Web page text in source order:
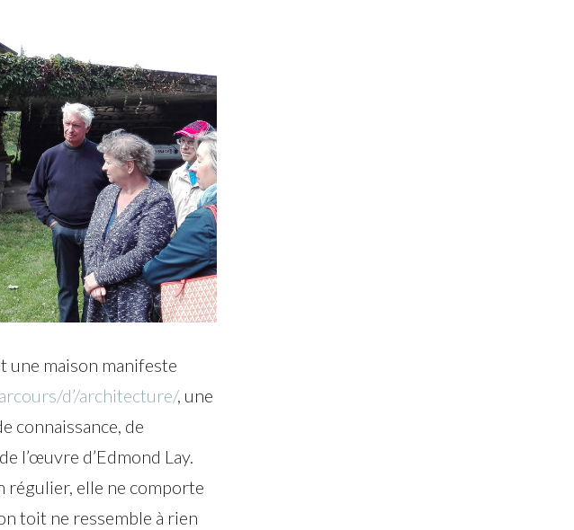
une maison manifeste
d’/architecture/, une
connaissance, de
l’œuvre d’Edmond Lay.
régulier, elle ne comporte
toit ne ressemble à rien